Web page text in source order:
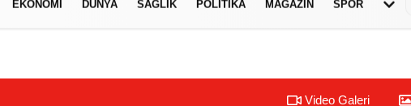
EKONOMI DÜNYA SAĞLIK POLITIKA MAGAZIN SPOR
Video Galeri